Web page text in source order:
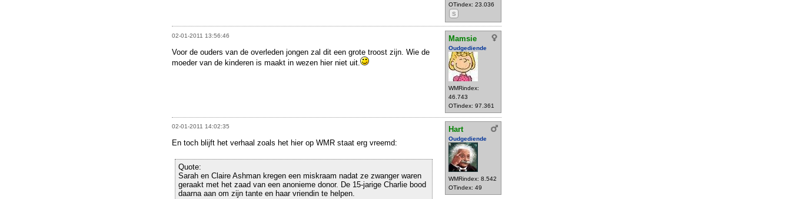
OTindex: 23.036
S
02-01-2011 13:56:46 Mamsie
Oudgediende
WMRindex:
46.743
OTindex: 97.361
Voor de ouders van de overleden jongen zal dit een grote troost zijn. Wie de
moeder van de kinderen is maakt in wezen hier niet uit.
02-01-2011 14:02:35 Hart
Oudgediende
WMRindex: 8.542
OTindex: 49
En toch blijft het verhaal zoals het hier op WMR staat erg vreemd:
Quote:
Sarah en Claire Ashman kregen een miskraam nadat ze zwanger waren
geraakt met het zaad van een anonieme donor. De 15-jarige Charlie bood
daarna aan om zijn tante en haar vriendin te helpen.